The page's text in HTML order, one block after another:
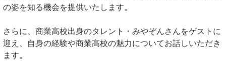
の姿を知る機会を提供いたします。
さらに、商業高校出身のタレント・みやぞんさんをゲストに
迎え、自身の経験や商業高校の魅力についてお話しいただき
ます。